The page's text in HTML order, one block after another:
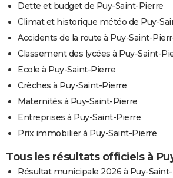
Dette et budget de Puy-Saint-Pierre
Climat et historique météo de Puy-
Accidents de la route à Puy-Saint-
Classement des lycées à Puy-Saint-
Ecole à Puy-Saint-Pierre
Crèches à Puy-Saint-Pierre
Maternités à Puy-Saint-Pierre
Entreprises à Puy-Saint-Pierre
Prix immobilier à Puy-Saint-Pierre
Tous les résultats officiels à
Résultat municipale 2026 à Puy-